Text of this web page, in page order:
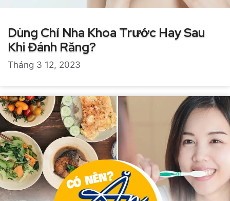
Dùng Chỉ Nha Khoa Trước Hay Sau
Khi Đánh Răng?
Tháng 3 12, 2023